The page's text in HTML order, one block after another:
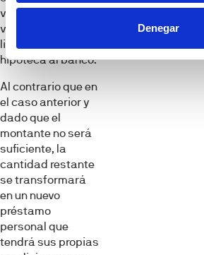
Denegar
vez ejecutada la
venta, acudir a
liquidar la
hipoteca al banco.
Al contrario que en
el caso anterior y
dado que el
montante no será
suficiente, la
cantidad restante
se transformará
en un nuevo
préstamo
personal que
tendrá sus propias